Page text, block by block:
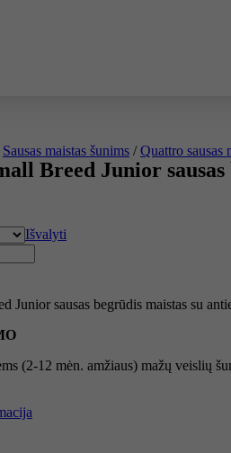
Sausas maistas šunims /Quattro sausas
Breed Junior
Išvalyti
Junior sausas begrūdis maistas su
(2-12 mėn. amžiaus) mažų veislių